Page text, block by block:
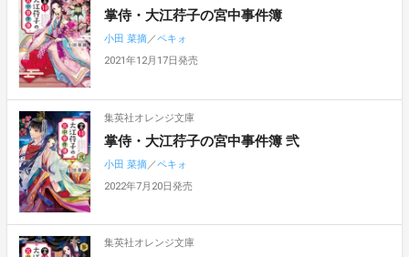
掌侍・大江荇子の宮中事件簿
小田 菜摘／ペキォ
2021年12月17日発売
集英社オレンジ文庫
掌侍・大江荇子の宮中事件簿 弐
小田 菜摘／ペキォ
2022年7月20日発売
集英社オレンジ文庫